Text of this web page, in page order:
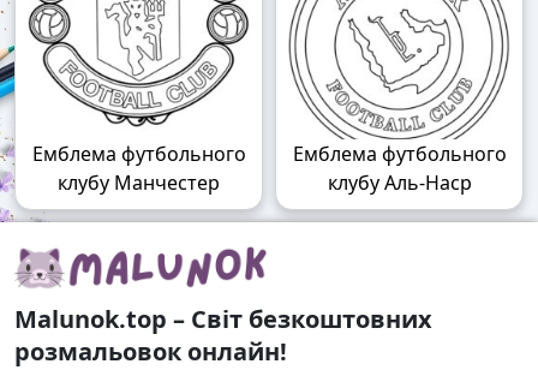
Емблема футбольного
клубу Манчестер
Емблема футбольного
клубу Аль-Наср
Malunok.top – Світ безкоштовних
розмальовок онлайн!